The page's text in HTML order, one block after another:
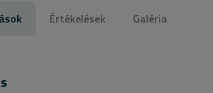
Értékelések Galéria